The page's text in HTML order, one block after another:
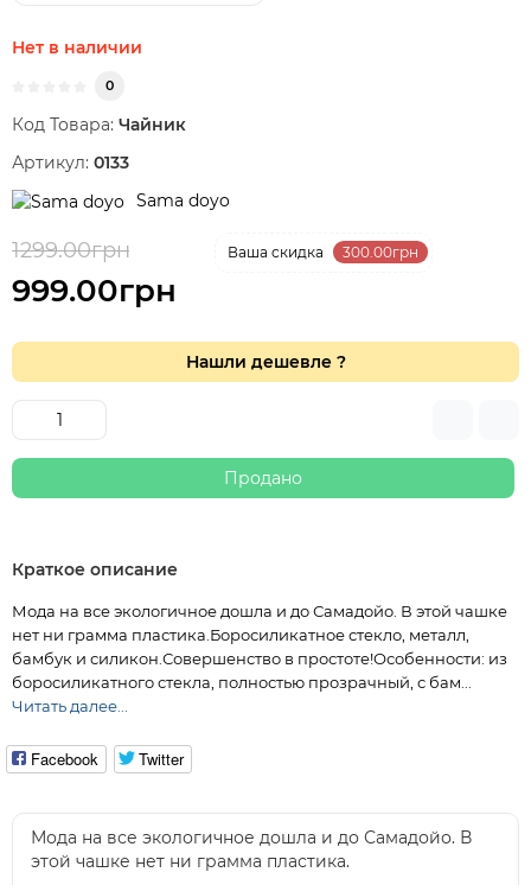
Нет в наличии
0
Код Товара: Чайник
Артикул: 0133
Sama doyo
1299.00грн Ваша cкидка 300.00грн
999.00грн
Нашли дешевле ?
Продано
Краткое описание
Мода на все экологичное дошла и до Самадойо. В этой чашке
нет ни грамма пластика.Боросиликатное стекло, металл,
бамбук и силикон.Совершенство в простоте!Особенности: из
боросиликатного стекла, полностью прозрачный, с бам...
Читать далее...
Facebook Twitter
Мода на все экологичное дошла и до Самадойо. В
этой чашке нет ни грамма пластика.